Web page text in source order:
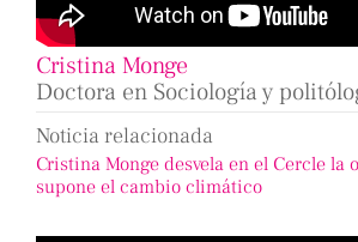
Cristina Monge
Doctora en Sociología y
Noticia relacionada
Cristina Monge desvela en el Cercle la
supone el cambio climático